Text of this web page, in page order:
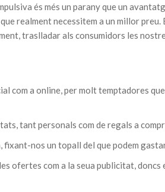
és més un parany que un
realment necessitem a un millor preu.
traslladar als consumidors les
com a online, per molt temptadores
tant personals com de regals a
fixant-nos un topall del que podem
ofertes com a la seua publicitat, doncs